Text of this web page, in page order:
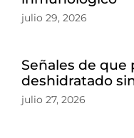
julio 29, 2026
Señales de que
deshidratado
julio 27, 2026